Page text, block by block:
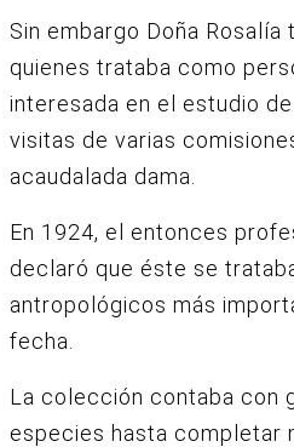
Sin embargo Doña
quienes trataba como
interesada en el estudio
visitas de varias
acaudalada dama.
En 1924, el entonces
declaró que éste se
antropológicos más
fecha.
La colección contaba con
especies hasta completar